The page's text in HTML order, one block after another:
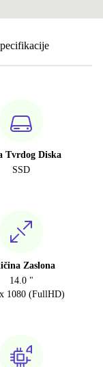
Tvrdog Diska
SSD
Zaslona
14.0 "
1080 (FullHD)